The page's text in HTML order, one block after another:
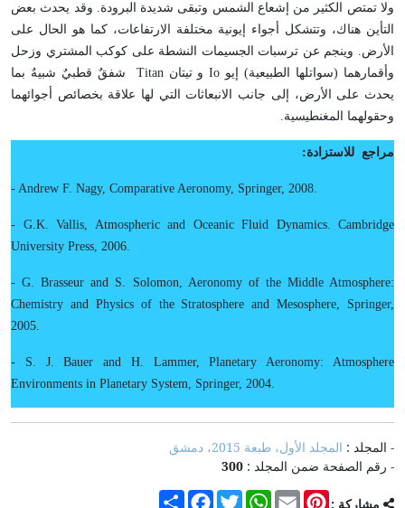
ولا تمتص الكثير من إشعاع الشمس وتبقى شديدة البرودة. وقد يحدث بعض
التأين هناك، وتتشكل أجواء إيونية مختلفة الارتفاعات، كما هو الحال على
الأرض. وينجم عن ترسبات الجسيمات النشطة على كوكب المشتري وزحل
وأقمارهما (سواتلها الطبيعية) إيو Io و تيتان Titan شفقٌ قطبيٌ شبيهٌ بما
يحدث على الأرض، إلى جانب الانبعاثات التي لها علاقة بخصائص أجوائهما
وحقولهما المغنطيسية.
مراجع للاستزادة:
- Andrew F. Nagy, Comparative Aeronomy, Springer, 2008.
- G.K. Vallis, Atmospheric and Oceanic Fluid Dynamics. Cambridge
University Press, 2006.
- G. Brasseur and S. Solomon, Aeronomy of the Middle Atmosphere:
Chemistry and Physics of the Stratosphere and Mesosphere, Springer,
2005.
- S. J. Bauer and H. Lammer, Planetary Aeronomy: Atmosphere
Environments in Planetary System, Springer, 2004.
- المجلد : المجلد الأول، طبعة 2015، دمشق
- رقم الصفحة ضمن المجلد : 300
مشاركة : Share
FacebookTwitter
WhatsAppEmail
Pinterest